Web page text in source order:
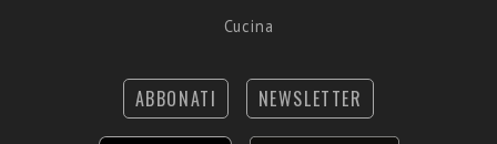
Cucina
ABBONATI NEWSLETTER